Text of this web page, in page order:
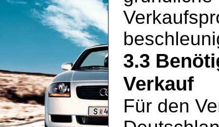
3.3
Verkauf
Für den